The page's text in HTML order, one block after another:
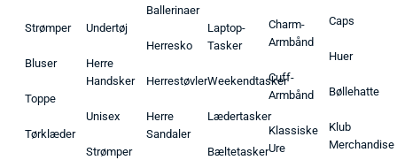
Strømper
Bluser
Toppe
Tørklæder
Undertøj
Herre
Handsker
Unisex
Strømper
Ballerinaer
Herresko
Herrestøvler
Herre
Sandaler
Laptop-
Tasker
Weekendtasker
Lædertasker
Bæltetasker
Charm-
Armbånd
Cuff-
Armbånd
Klassiske
Ure
Caps
Huer
Bøllehatte
Klub
Merchandise